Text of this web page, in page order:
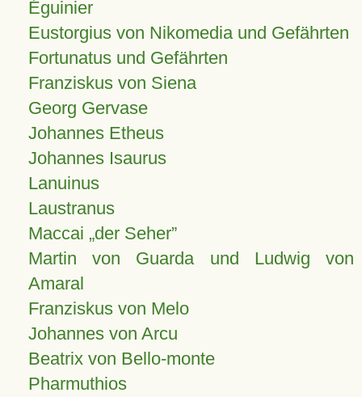
Éguinier
Eustorgius von Nikomedia und Gefährten
Fortunatus und Gefährten
Franziskus von Siena
Georg Gervase
Johannes Etheus
Johannes Isaurus
Lanuinus
Laustranus
Maccai „der Seher”
Martin von Guarda und Ludwig von
Amaral
Franziskus von Melo
Johannes von Arcu
Beatrix von Bello-monte
Pharmuthios